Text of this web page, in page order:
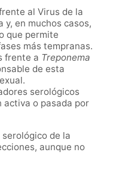
al Virus de la
y, en muchos casos,
que permite
más tempranas.
frente a Treponema
de esta
serológicos
activa o pasada por
de la
aunque no